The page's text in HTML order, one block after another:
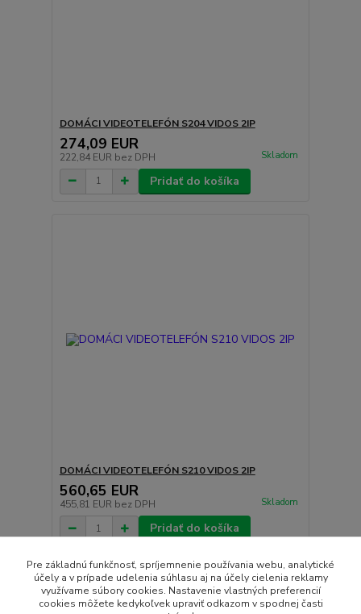
DOMÁCI VIDEOTELEFÓN S204 VIDOS 2IP
274,09 EUR
222,84 EUR bez DPH Skladom
Pridať do košíka
DOMÁCI VIDEOTELEFÓN S210 VIDOS 2IP
560,65 EUR
455,81 EUR bez DPH Skladom
Pridať do košíka
strana z 1
Pre základnú funkčnosť, spríjemnenie používania webu, analytické
účely a v prípade udelenia súhlasu aj na účely cielenia reklamy
využívame súbory cookies. Nastavenie vlastných preferencií
cookies môžete kedykoľvek upraviť odkazom v spodnej časti